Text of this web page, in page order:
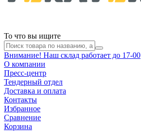
То что вы ищите
Внимание! Наш склад работает до 17-00
О компании
Пресс-центр
Тендерный отдел
Доставка и оплата
Контакты
Избранное
Сравнение
Корзина